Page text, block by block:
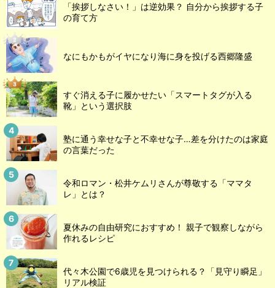
「挨拶しなさい！」は逆効果？ 自分から挨拶する子
の育て方
なにもかもがイヤになり海に身を投げる西郷隆盛
すぐ消える子に履かせたい「スマートタグが入る
靴」という選択肢
塾に通う幸せな子と不幸せな子…差を分けたのは家庭
の言葉だった
令和ロマン・松井ケムリさんが尊敬する「ママタ
レ」とは？
夏休みの自由研究におすすめ！ 親子で観察しながら
作れるレシピ
代々木公園で6歳児を見つけられる？「見守り瞬足」
リアル検証